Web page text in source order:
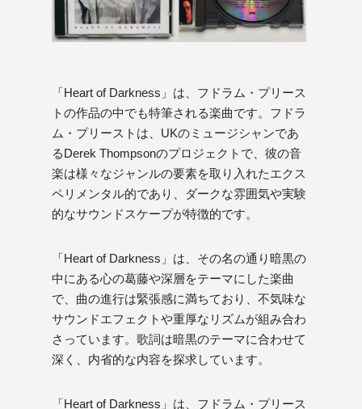
「Heart of Darkness」は、フドラム・プリース
トの作品の中でも特筆される楽曲です。フドラ
ム・プリーストは、UKのミュージシャンであ
るDerek Thompsonのプロジェクトで、彼の音
楽は様々なジャンルの要素を取り入れたエクス
ペリメンタル的であり、ダークな雰囲気や実験
的なサウンドスケープが特徴的です。
「Heart of Darkness」は、その名の通り暗黒の
中にある心の葛藤や深層をテーマにした楽曲
で、曲の進行は緊張感に満ちており、不気味な
サウンドエフェクトや重厚なリズムが組み合わ
さっています。歌詞は暗黒のテーマに合わせて
深く、内省的な内容を探求しています。
「Heart of Darkness」は、フドラム・プリース